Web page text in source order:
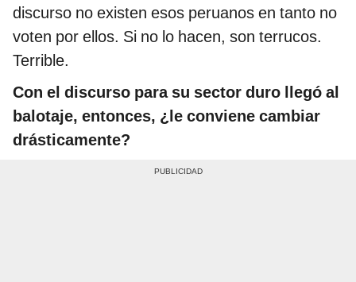
discurso no existen esos peruanos en tanto no
voten por ellos. Si no lo hacen, son terrucos.
Terrible.
Con el discurso para su sector duro llegó al
balotaje, entonces, ¿le conviene cambiar
drásticamente?